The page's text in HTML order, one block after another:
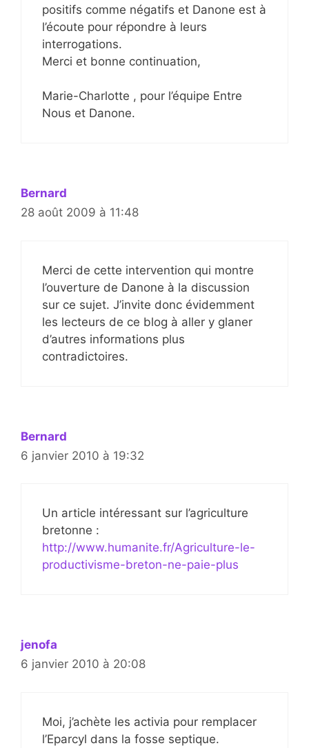
positifs comme négatifs et Danone est à
l’écoute pour répondre à leurs
interrogations.
Merci et bonne continuation,
Marie-Charlotte , pour l’équipe Entre
Nous et Danone.
Bernard
28 août 2009 à 11:48
Merci de cette intervention qui montre
l’ouverture de Danone à la discussion
sur ce sujet. J’invite donc évidemment
les lecteurs de ce blog à aller y glaner
d’autres informations plus
contradictoires.
Bernard
6 janvier 2010 à 19:32
Un article intéressant sur l’agriculture
bretonne :
http://www.humanite.fr/Agriculture-le-
productivisme-breton-ne-paie-plus
jenofa
6 janvier 2010 à 20:08
Moi, j’achète les activia pour remplacer
l’Eparcyl dans la fosse septique.